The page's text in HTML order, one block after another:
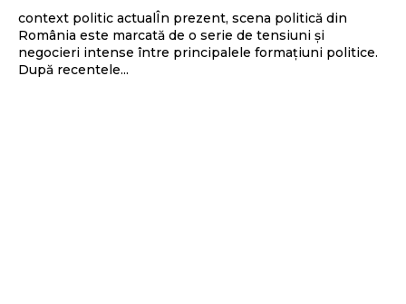
context politic actualÎn prezent, scena politică din
România este marcată de o serie de tensiuni și
negocieri intense între principalele formațiuni politice.
După recentele...